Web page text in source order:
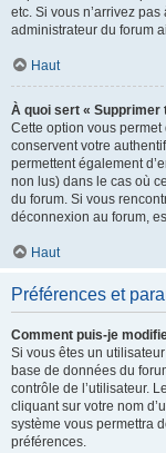
etc. Si vous n’arrivez
administrateur du forum
Haut
À quoi sert « Supprimer
Cette option vous permet
conservent votre
permettent également
non lus) dans le cas où
du forum. Si vous
déconnexion au forum,
Haut
Préférences et
Comment puis-je
Si vous êtes un
base de données du
contrôle de l’utilisateur.
cliquant sur votre nom
système vous permettra
préférences.